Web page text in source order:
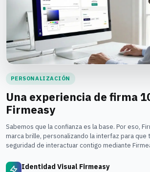
PERSONALIZACIÓN
Una experiencia de firma
Firmeasy
Sabemos que la confianza es la base. Por eso,
marca brille, personalizando la interfaz para que
seguridad de interactuar contigo mediante
Identidad Visual Firmeasy